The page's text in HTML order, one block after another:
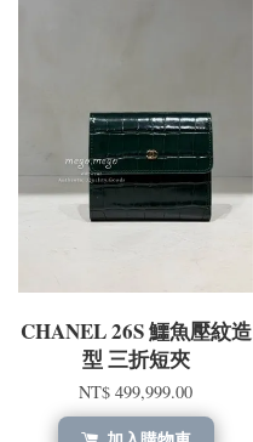
CHANEL 26S 鱷魚壓紋造
型 三折短夾
NT$ 499,999.00